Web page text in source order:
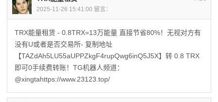
2025-11-26 15:41:00 留言：
TRX能量租赁 - 0.8TRX=13万能量 直接节省80%！无视对方有
没有U或者是否交易所- 复制地址
【TAZdAh5LU55aUPPZkgF4rupQwg6inQ5J5X】转 0.8 TRX
即可0手续费转账！TG机器人频道：
@xingtahttps://www.23123.top/